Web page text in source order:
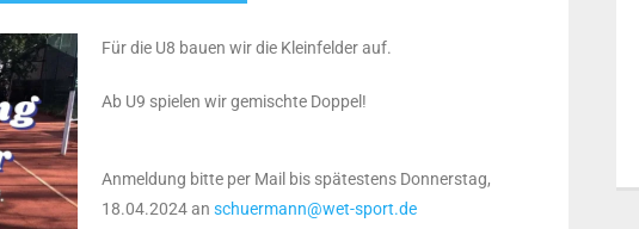
Für die U8 bauen wir die Kleinfelder auf.
Ab U9 spielen wir gemischte Doppel!
Anmeldung bitte per Mail bis spätestens Donnerstag,
18.04.2024 anschuermann@wet-sport.de